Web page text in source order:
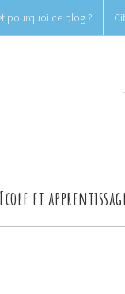
pourquoi ce blog ?
Ecole et